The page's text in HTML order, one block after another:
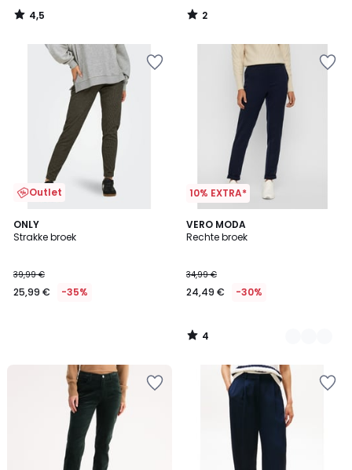
4,5
/
2
/
Outlet
ONLY
Strakke broek
39,99 €
25,99 € -35%
10% EXTRA*
VERO MODA
Rechte broek
34,99 €
24,49 € -30%
4
/
2
Kleuren
4
/